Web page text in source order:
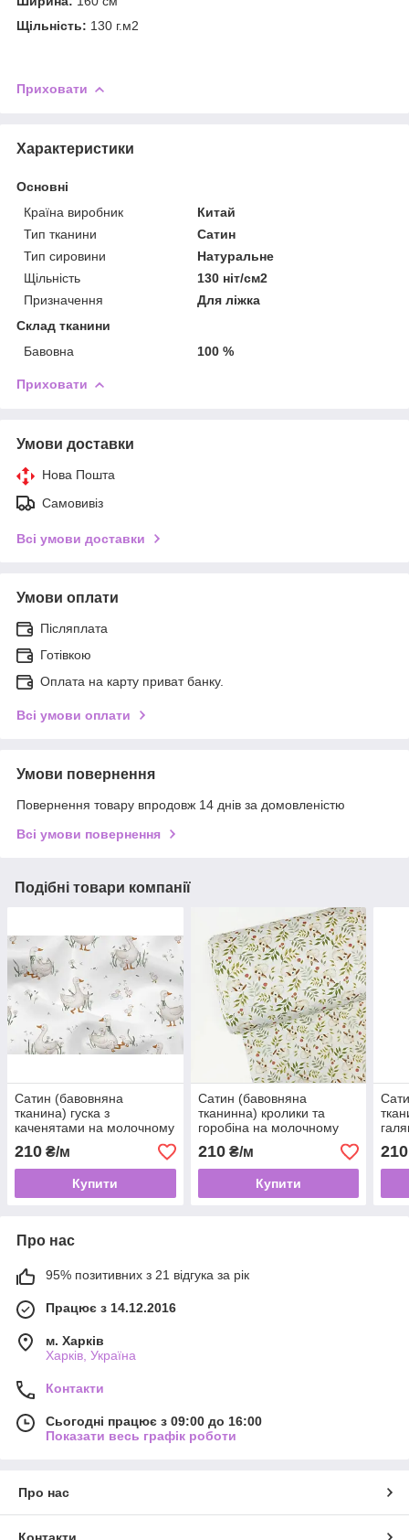
Щільність: 130 г.м2
Приховати
Характеристики
Основні
Країна виробник
Китай
Тип тканини
Сатин
Тип сировини
Натуральне
Щільність
130 ніт/см2
Призначення
Для ліжка
Склад тканини
Бавовна
100 %
Приховати
Умови доставки
Нова Пошта
Самовивіз
Всі умови доставки
Умови оплати
Післяплата
Готівкою
Оплата на карту приват банку.
Всі умови оплати
Умови повернення
Повернення товару впродовж 14 днів за домовленістю
Всі умови повернення
Подібні товари компанії
Сатин (бавовняна
тканина) гуска з
каченятами на молочному
(ширина 160см, 120г/м2)
210 ₴/м
Купити
Сатин (бавовняна
тканинна) кролики та
горобіна на молочному
(ширина 160 см, 120 г/м2)
210₴/м
Купити
210
Про нас
95% позитивних з 21 відгука за рік
Працює з 14.12.2016
м. Харків
Харків, Україна
Контакти
Сьогодні працює з 09:00 до 16:00
Показати весь графік роботи
Про нас